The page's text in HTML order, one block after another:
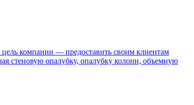
компании — предоставить своим клиентам
стеновую опалубку, опалубку колонн, объемную